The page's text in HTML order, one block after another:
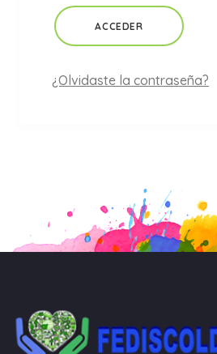
ACCEDER
¿Olvidaste la contraseña?